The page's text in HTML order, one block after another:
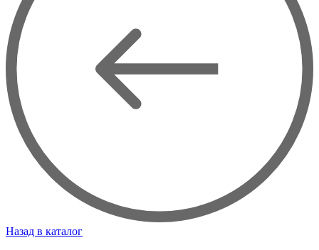
Назад в каталог